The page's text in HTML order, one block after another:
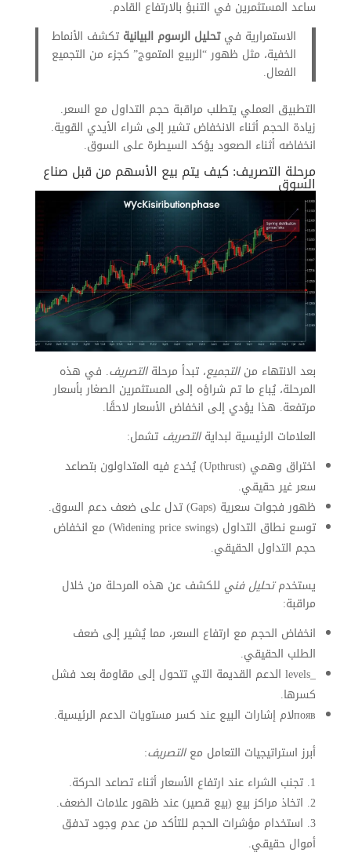
ساعد المستثمرين في التنبؤ بالارتفاع القادم.
الاستمرارية فيتحليل الرسوم البيانية تكشف الأنماط
الخفية، مثل ظهور “الربيع المتموج” كجزء من التجميع
الفعال.
التطبيق العملي يتطلب مراقبة حجم التداول مع السعر.
زيادة الحجم أثناء الانخفاض تشير إلى شراء الأيدي القوية.
انخفاضه أثناء الصعود يؤكد السيطرة على السوق.
مرحلة التصريف: كيف يتم بيع الأسهم من قبل صناع
السوق
بعد الانتهاء منالتجميع، تبدأ مرحلةالتصريف. في هذه
المرحلة، يُباع ما تم شراؤه إلى المستثمرين الصغار بأسعار
مرتفعة. هذا يؤدي إلى انخفاض الأسعار لاحقًا.
العلامات الرئيسية لبدايةالتصريف تشمل:
اختراق وهمي (Upthrust) يُخدع فيه المتداولون بتصاعد
سعر غير حقيقي.
ظهور فجوات سعرية (Gaps) تدل على ضعف دعم السوق.
توسع نطاق التداول (Widening price swings) مع انخفاض
حجم التداول الحقيقي.
يستخدمتحليل فنيللكشف عن هذه المرحلة من خلال
مراقبة:
انخفاض الحجم مع ارتفاع السعر، مما يُشير إلى ضعف
الطلب الحقيقي.
_levels الدعم القديمة التي تتحول إلى مقاومة بعد فشل
كسرها.
появلام إشارات البيع عند كسر مستويات الدعم الرئيسية.
أبرز استراتيجيات التعامل معالتصريف:
تجنب الشراء عند ارتفاع الأسعار أثناء تصاعد الحركة.
اتخاذ مراكز بيع (بيع قصير) عند ظهور علامات الضعف.
استخدام مؤشرات الحجم للتأكد من عدم وجود تدفق
أموال حقيقي.